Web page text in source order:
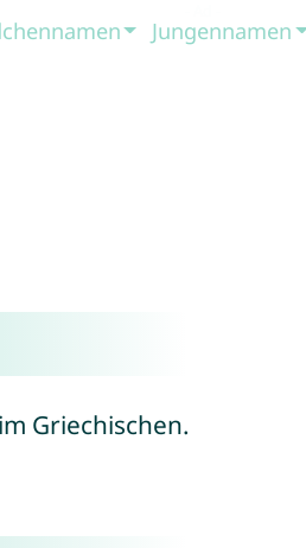
Jungennamen
Griechischen.